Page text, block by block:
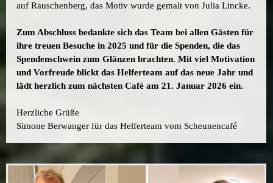
auf Rauschenberg, das Motiv wurde gemalt von Julia Lincke.
Zum Abschluss bedankte sich das Team bei allen Gästen für
ihre treuen Besuche in 2025 und für die Spenden, die das
Spendenschwein zum Glänzen brachten. Mit viel Motivation
und Vorfreude blickt das Helferteam auf das neue Jahr und
lädt herzlich zum nächsten Café am 21. Januar 2026 ein.
Herzliche Grüße
Simone Berwanger für das Helferteam vom Scheunencafé